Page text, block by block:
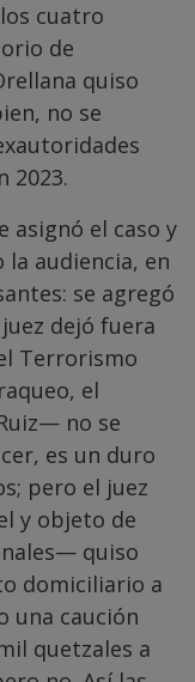
cuatro
de
quiso
no se
2023.
asignó el caso y
la audiencia, en
se agregó
dejó fuera
Terrorismo
el
no se
es un duro
pero el juez
y objeto de
quiso
domiciliario a
una caución
quetzales a